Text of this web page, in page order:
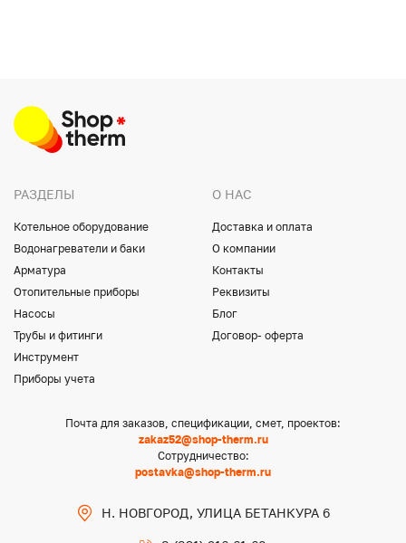
РАЗДЕЛЫ
Котельное оборудование
Водонагреватели и баки
Арматура
Отопительные приборы
Насосы
Трубы и фитинги
Инструмент
Приборы учета
О НАС
Доставка и оплата
О компании
Контакты
Реквизиты
Блог
Договор- оферта
Почта для заказов, спецификации, смет, проектов:
zakaz52@shop-therm.ru
Сотрудничество:
postavka@shop-therm.ru
Н. НОВГОРОД, УЛИЦА БЕТАНКУРА 6